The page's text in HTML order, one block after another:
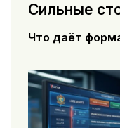
Сильные
Что даёт